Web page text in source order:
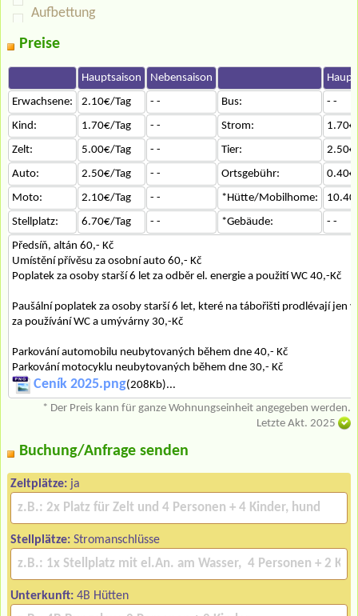
Aufbettung
Preise
Hauptsaison Nebensaison
Erwachsene:
2.10€/Tag - - Bus:
- -
Kind:
1.70€/Tag - - Strom:
Zelt:
5.00€/Tag - - Tier:
Auto:
2.50€/Tag - - Ortsgebühr:
Moto:
2.10€/Tag - - *Hütte/Mobilhome:
Stellplatz:
6.70€/Tag - - *Gebäude:
- -
Předsíň, altán 60,- Kč
Umístění přívěsu za osobní auto 60,- Kč
Poplatek za osoby starší 6 let za odběr el. energie a použití WC 40,-Kč
Paušální poplatek za osoby starší 6 let, které na tábořišti prodlévají jen
za používání WC a umývárny 30,-Kč
Parkování automobilu neubytovaných během dne 40,- Kč
Parkování motocyklu neubytovaných během dne 30,- Kč
Ceník 2025.png(208Kb)...
* Der Preis kann für ganze Wohnungseinheit angegeben werden.
Letzte Akt. 2025
Buchung/Anfrage senden
Zeltplätze: ja
Stellplätze: Stromanschlüsse
Unterkunft: 4B Hütten